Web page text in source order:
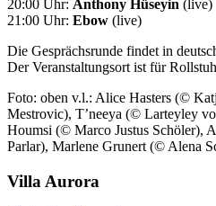
20:00 Uhr: Anthony Hüseyin (live)
21:00 Uhr: Ebow (live)
Die Gesprächsrunde findet in
Der Veranstaltungsort ist für
Foto: oben v.l.: Alice Hasters (©
Mestrovic), T’neeya (© Larteyley
Houmsi (© Marco Justus Schöler),
Parlar), Marlene Grunert (© Alena
Villa Aurora